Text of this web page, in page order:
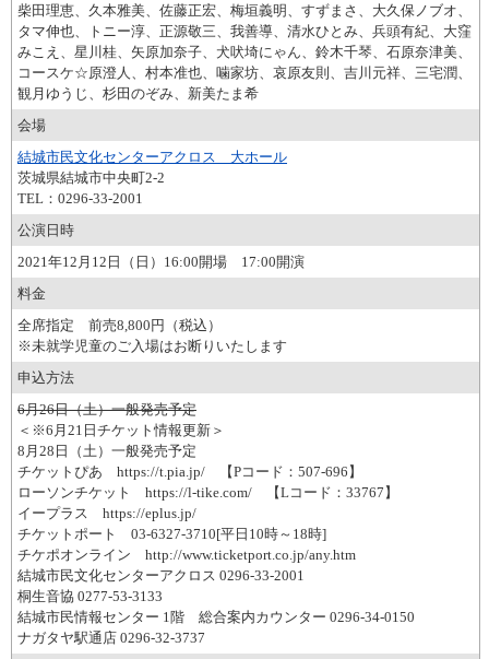
柴田理恵、久本雅美、佐藤正宏、梅垣義明、すずまさ、大久保ノブオ、
タマ伸也、トニー淳、正源敬三、我善導、清水ひとみ、兵頭有紀、大窪
みこえ、星川桂、矢原加奈子、犬吠埼にゃん、鈴木千琴、石原奈津美、
コースケ☆原澄人、村本准也、噛家坊、哀原友則、吉川元祥、三宅潤、
観月ゆうじ、杉田のぞみ、新美たま希
会場
結城市民文化センターアクロス 大ホール
茨城県結城市中央町2-2
TEL：0296-33-2001
公演日時
2021年12月12日（日）16:00開場 17:00開演
料金
全席指定 前売8,800円（税込）
※未就学児童のご入場はお断りいたします
申込方法
6月26日（土）一般発売予定
＜※6月21日チケット情報更新＞
8月28日（土）一般発売予定
チケットぴあ https://t.pia.jp/ 【Pコード：507-696】
ローソンチケット https://l-tike.com/ 【Lコード：33767】
イープラス https://eplus.jp/
チケットポート 03-6327-3710[平日10時～18時]
チケポオンライン http://www.ticketport.co.jp/any.htm
結城市民文化センターアクロス 0296-33-2001
桐生音協 0277-53-3133
結城市民情報センター 1階 総合案内カウンター 0296-34-0150
ナガタヤ駅通店 0296-32-3737